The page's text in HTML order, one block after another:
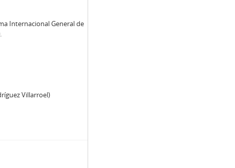
Internacional General de
Villarroel)